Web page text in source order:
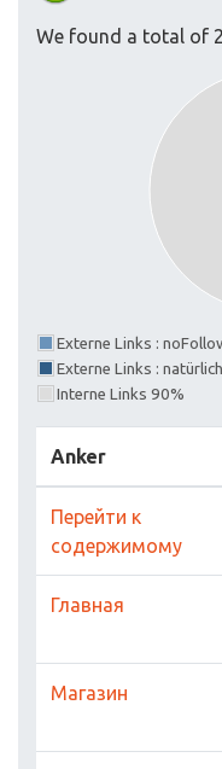
We found a total of
Externe Links :
Externe Links :
Interne Links 90%
Anker
Перейти к
содержимому
Главная
Магазин